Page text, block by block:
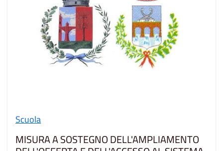
Scuola
MISURA A SOSTEGNO DELL'AMPLIAMENTO